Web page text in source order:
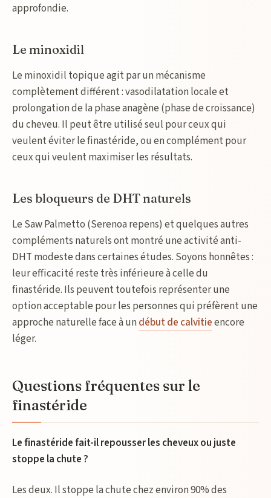
approfondie.
Le minoxidil
Le minoxidil topique agit par un mécanisme
complètement différent : vasodilatation locale et
prolongation de la phase anagène (phase de croissance)
du cheveu. Il peut être utilisé seul pour ceux qui
veulent éviter le finastéride, ou en complément pour
ceux qui veulent maximiser les résultats.
Les bloqueurs de DHT naturels
Le Saw Palmetto (Serenoa repens) et quelques autres
compléments naturels ont montré une activité anti-
DHT modeste dans certaines études. Soyons honnêtes :
leur efficacité reste très inférieure à celle du
finastéride. Ils peuvent toutefois représenter une
option acceptable pour les personnes qui préfèrent une
approche naturelle face à undébut de calvitieencore
léger.
Questions fréquentes sur le
finastéride
Le finastéride fait-il repousser les cheveux ou juste
stoppe la chute ?
Les deux. Il stoppe la chute chez environ 90% des